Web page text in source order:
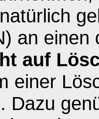
an
auf
einer
Dazu